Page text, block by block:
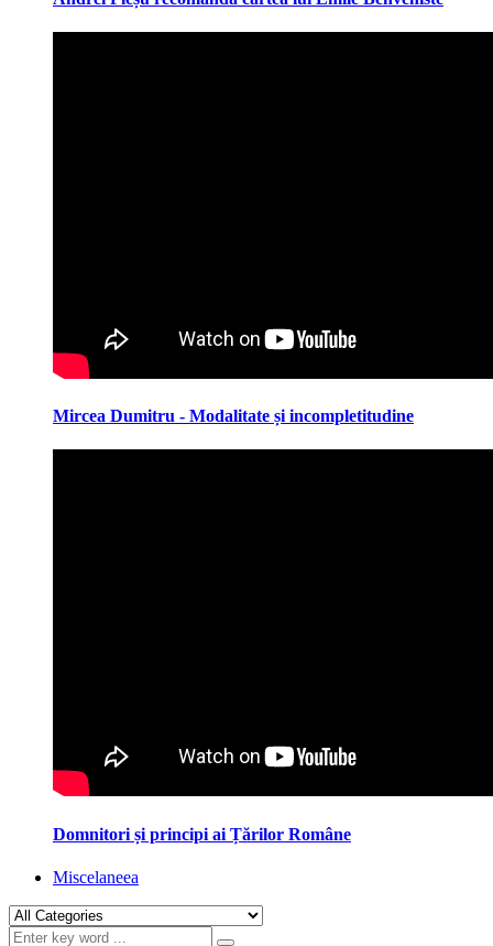
Mircea Dumitru - Modalitate și incompletitudine
Domnitori și principi ai Țărilor Române
Miscelaneea